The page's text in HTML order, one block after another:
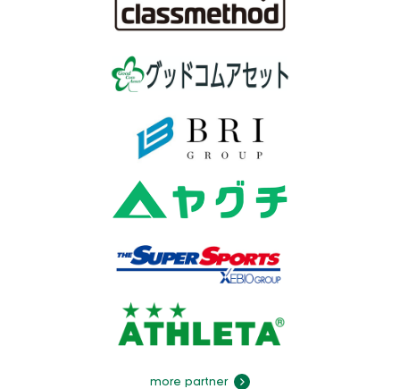
more partner